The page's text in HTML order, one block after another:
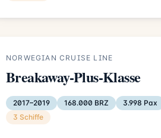
NORWEGIAN CRUISE LINE
Breakaway-Plus-Klasse
2017–2019 168.000 BRZ
3.998 Pax
3 Schiffe